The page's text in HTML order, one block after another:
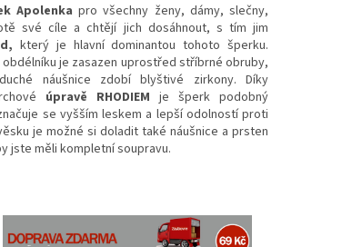
Apolenkapro všechny ženy, dámy, slečny,
své cíle a chtějí jich dosáhnout, s tím jim
který je hlavní dominantou tohoto šperku.
je zasazen uprostřed stříbrné obruby,
náušnice zdobí blyštivé zirkony. Díky
úpravě RHODIEM je šperk podobný
se vyšším leskem a lepší odolností proti
je možné si doladit také náušnice a prsten
jste měli kompletní soupravu.